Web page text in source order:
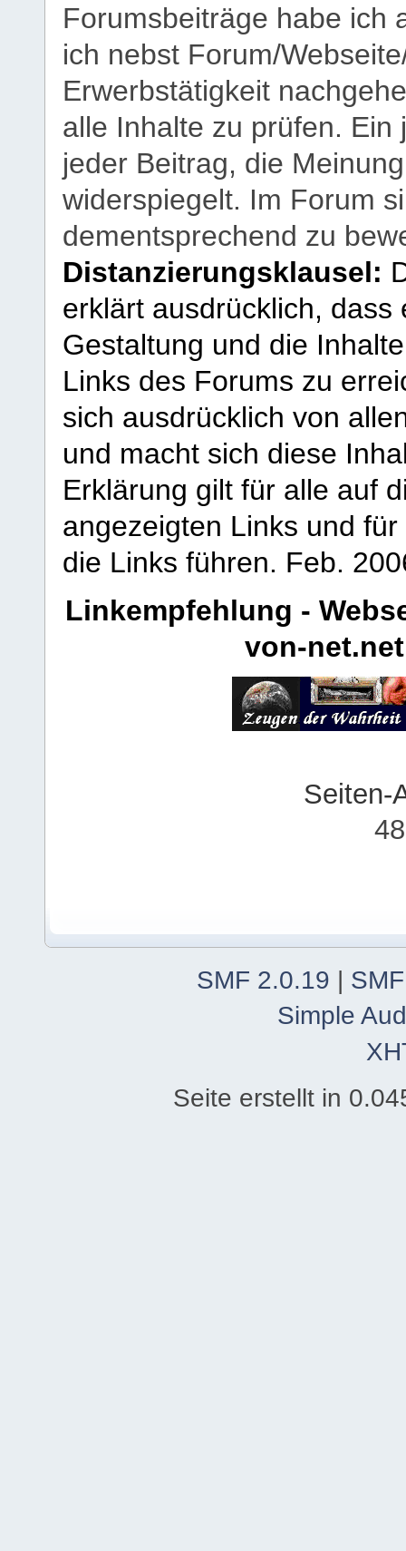
Forumsbeiträge habe ich
ich nebst Forum/
Erwerbstätigkeit
alle Inhalte zu prüfen.
jeder Beitrag, die
widerspiegelt. Im Forum
dementsprechend zu
Distanzierungsklausel:
erklärt ausdrücklich,
Gestaltung und die
Links des Forums zu
sich ausdrücklich von
und macht sich diese
Erklärung gilt für alle auf
angezeigten Links und
die Links führen. Feb.
Linkempfehlung -
von-net.net
Seiten-
SMF 2.0.19
Simple
Seite erstellt in